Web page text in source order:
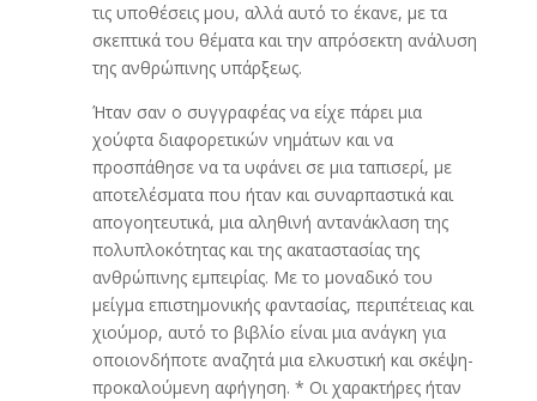
τις υποθέσεις μου, αλλά αυτό το έκανε, με τα
σκεπτικά του θέματα και την απρόσεκτη ανάλυση
της ανθρώπινης υπάρξεως.
Ήταν σαν ο συγγραφέας να είχε πάρει μια
χούφτα διαφορετικών νημάτων και να
προσπάθησε να τα υφάνει σε μια ταπισερί, με
αποτελέσματα που ήταν και συναρπαστικά και
απογοητευτικά, μια αληθινή αντανάκλαση της
πολυπλοκότητας και της ακαταστασίας της
ανθρώπινης εμπειρίας. Με το μοναδικό του
μείγμα επιστημονικής φαντασίας, περιπέτειας και
χιούμορ, αυτό το βιβλίο είναι μια ανάγκη για
οποιονδήποτε αναζητά μια ελκυστική και σκέψη-
προκαλούμενη αφήγηση. * Οι χαρακτήρες ήταν